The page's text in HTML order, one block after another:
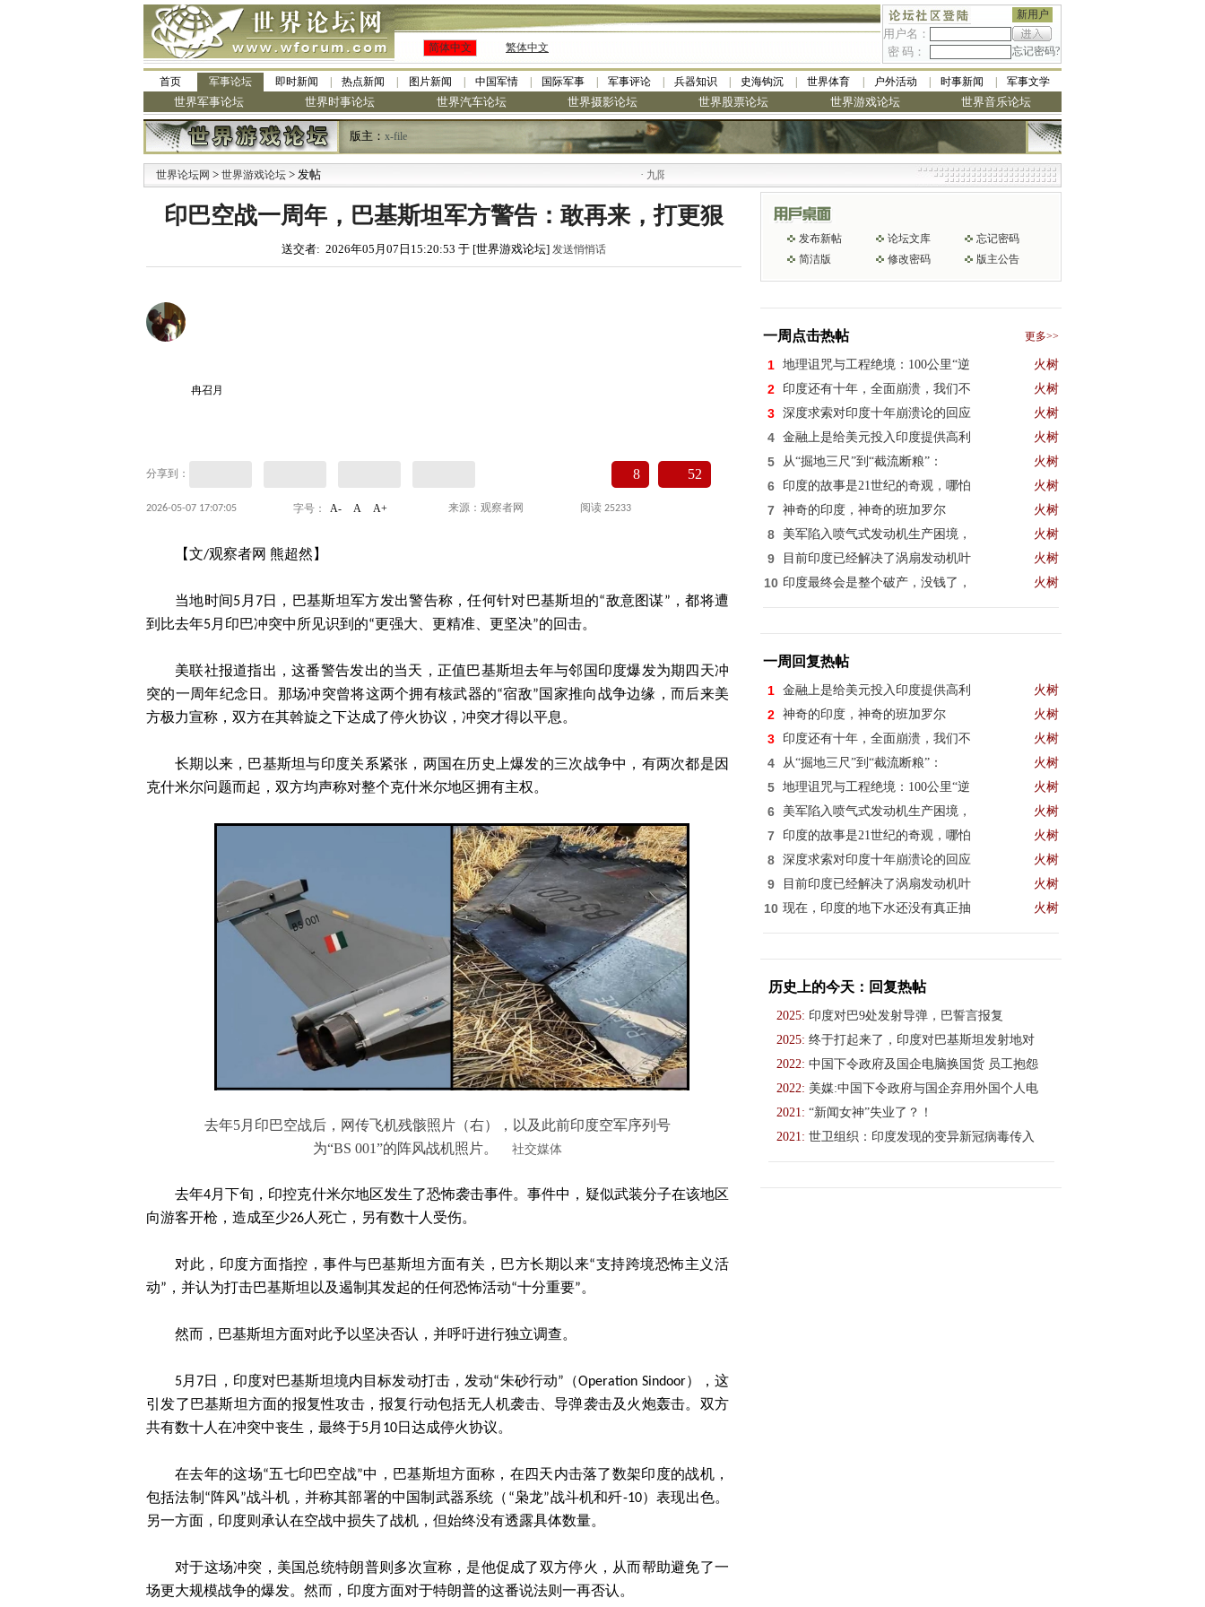
新用户
用户名：
密 码：
忘记密码?
简体中文 繁体中文
首页 军事论坛 即时新闻 热点新闻 图片新闻 中国军情 国际军事 军事评论 兵器知识 史海钩沉 世界体育 户外活动 时事新闻 军事文学
世界军事论坛 世界时事论坛 世界汽车论坛 世界摄影论坛 世界股票论坛 世界游戏论坛 世界音乐论坛
版主： x-file
世界论坛网 > 世界游戏论坛 > 发帖 九阳全新免清洗型豆浆机 全美最低
印巴空战一周年，巴基斯坦军方警告：敢再来，打更狠
送交者: 2026年05月07日15:20:53 于 [世界游戏论坛] 发送悄悄话
冉召月
分享到： 8 52
2026-05-07 17:07:05 字号： A- A A+ 来源：观察者网 阅读 25233
【文/观察者网 熊超然】
当地时间5月7日，巴基斯坦军方发出警告称，任何针对巴基斯坦的“敌意图谋”，都将遭
到比去年5月印巴冲突中所见识到的“更强大、更精准、更坚决”的回击。
美联社报道指出，这番警告发出的当天，正值巴基斯坦去年与邻国印度爆发为期四天冲
突的一周年纪念日。那场冲突曾将这两个拥有核武器的“宿敌”国家推向战争边缘，而后来美
方极力宣称，双方在其斡旋之下达成了停火协议，冲突才得以平息。
长期以来，巴基斯坦与印度关系紧张，两国在历史上爆发的三次战争中，有两次都是因
克什米尔问题而起，双方均声称对整个克什米尔地区拥有主权。
去年5月印巴空战后，网传飞机残骸照片（右），以及此前印度空军序列号
为“BS 001”的阵风战机照片。
社交媒体
去年4月下旬，印控克什米尔地区发生了恐怖袭击事件。事件中，疑似武装分子在该地区
向游客开枪，造成至少26人死亡，另有数十人受伤。
对此，印度方面指控，事件与巴基斯坦方面有关，巴方长期以来“支持跨境恐怖主义活
动”，并认为打击巴基斯坦以及遏制其发起的任何恐怖活动“十分重要”。
然而，巴基斯坦方面对此予以坚决否认，并呼吁进行独立调查。
5月7日，印度对巴基斯坦境内目标发动打击，发动“朱砂行动”（Operation Sindoor），这
引发了巴基斯坦方面的报复性攻击，报复行动包括无人机袭击、导弹袭击及火炮轰击。双方
共有数十人在冲突中丧生，最终于5月10日达成停火协议。
在去年的这场“五七印巴空战”中，巴基斯坦方面称，在四天内击落了数架印度的战机，
包括法制“阵风”战斗机，并称其部署的中国制武器系统（“枭龙”战斗机和歼-10）表现出色。
另一方面，印度则承认在空战中损失了战机，但始终没有透露具体数量。
对于这场冲突，美国总统特朗普则多次宣称，是他促成了双方停火，从而帮助避免了一
场更大规模战争的爆发。然而，印度方面对于特朗普的这番说法则一再否认。
发布新帖 论坛文库
忘记密码
简洁版
修改密码 版主公告
一周点击热帖 更多>>
1 地理诅咒与工程绝境：100公里“逆 火树
2 印度还有十年，全面崩溃，我们不 火树
3 深度求索对印度十年崩溃论的回应 火树
4 金融上是给美元投入印度提供高利 火树
5 从“掘地三尺”到“截流断粮”： 火树
6 印度的故事是21世纪的奇观，哪怕 火树
7 神奇的印度，神奇的班加罗尔 火树
8 美军陷入喷气式发动机生产困境， 火树
9 目前印度已经解决了涡扇发动机叶 火树
10 印度最终会是整个破产，没钱了， 火树
一周回复热帖
1 金融上是给美元投入印度提供高利 火树
2 神奇的印度，神奇的班加罗尔 火树
3 印度还有十年，全面崩溃，我们不 火树
4 从“掘地三尺”到“截流断粮”： 火树
5 地理诅咒与工程绝境：100公里“逆 火树
6 美军陷入喷气式发动机生产困境， 火树
7 印度的故事是21世纪的奇观，哪怕 火树
8 深度求索对印度十年崩溃论的回应 火树
9 目前印度已经解决了涡扇发动机叶 火树
10 现在，印度的地下水还没有真正抽 火树
历史上的今天：回复热帖
2025: 印度对巴9处发射导弹，巴誓言报复
2025: 终于打起来了，印度对巴基斯坦发射地对
2022: 中国下令政府及国企电脑换国货 员工抱怨
2022: 美媒:中国下令政府与国企弃用外国个人电
2021: “新闻女神”失业了？！
2021: 世卫组织：印度发现的变异新冠病毒传入